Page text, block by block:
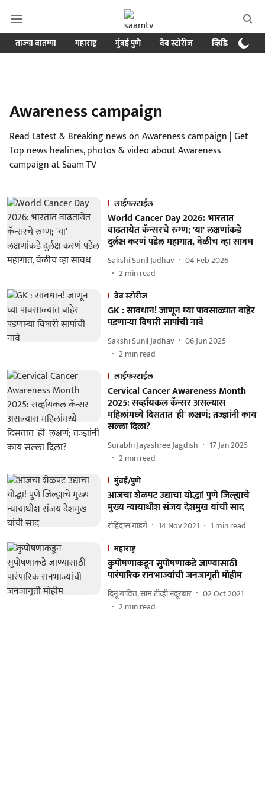
ताज्या बातम्या महाराष्ट्र मुंबई पुणे वेब स्टोरीज व्हिडिओ
Awareness campaign
Read Latest & Breaking news on Awareness campaign | Get
Top news healines, photos & video about Awareness
campaign at Saam TV
लाईफस्टाईल
World Cancer Day 2026: भारतात
वाढतायेत कॅन्सरचे रुग्ण; 'या' लक्षणांकडे
दुर्लक्ष करणं पडेल महागात, वेळीच व्हा सावध
Sakshi Sunil Jadhav
04 Feb 2026
2min read
वेब स्टोरीज
GK : सावधान! जाणून घ्या पावसाळ्यात बाहेर
पडणाऱ्या विषारी सापांची नावे
Sakshi Sunil Jadhav
06 Jun 2025
2min read
लाईफस्टाईल
Cervical Cancer Awareness Month
2025: सर्व्हायकल कॅन्सर असल्यास
महिलांमध्ये दिसतात 'ही' लक्षणं; तज्ज्ञांनी काय
सल्ला दिला?
Surabhi Jayashree Jagdish
17 Jan 2025
2min read
मुंबई/पुणे
आजचा शेळपट उद्याचा योद्धा! पुणे जिल्ह्याचे
मुख्य न्यायाधीश संजय देशमुख यांची साद
रोहिदास गाडगे 14 Nov 2021 1 min read
महाराष्ट्र
कुपोषणाकडून सुपोषणाकडे जाण्यासाठी
पारंपारिक रानभाज्यांची जनजागृती मोहीम
दिनू गावित, साम टीव्ही नंदूरबार
02 Oct 2021
2min read